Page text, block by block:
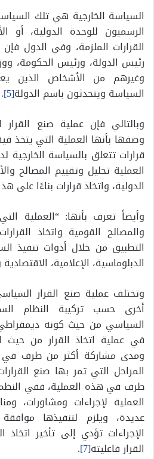
السياسة الخارجية هي تلك
الرسميون للوحدة الدولية، أو
القرارات الملزمة، وفي الدول
رئيس الدولة، ورئيس الحكومة،
وغيرهم من الأشخاص الذين
السياسة ويتحدثون باسم الدولة[5]
.
وبالتالي فإن عملية صنع
وصفها بأنها العملية التي يتخذ
قرارات تتعلق بالسياسة
العملية تحليل وتقييم المصالح
الدولية، واتخاذ قرارات بناءًا على
وأيضاً تعرف بأنها: “العملية
والمصالح القومية واتخاذ
التطبيق من خلال أدوات تنفيذ
الدبلوماسية، الإعلامية،
وتختلف عملية صنع القرار
أخرى حسب تركيبة النظام
السياسي من حيث كونه
في عملية اتخاذ القرار من حيث
ومدى مشاركة أكثر من طرف في
المراحل التي تمر بها صنع
طرف في هذه العملية، ففي
العملية لإجراءات ومشاورات،
عديدة، ويلزم لتنفيذها
الإجراءات تؤدي إلى تأخير اتخاذ
القرار فاعليته[7]
.